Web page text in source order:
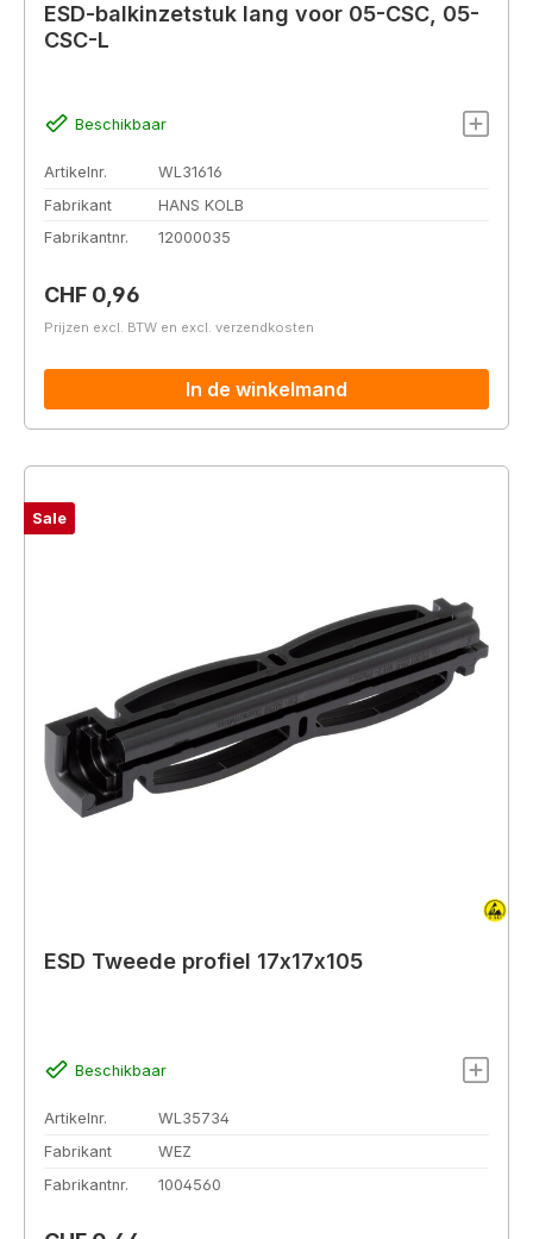
ESD-balkinzetstuk lang voor 05-CSC, 05-
CSC-L
Beschikbaar
Artikelnr.
WL31616
Fabrikant
HANS KOLB
Fabrikantnr.
12000035
Normale prijs:
CHF 0,96
Prijzen excl. BTW en excl. verzendkosten
In de winkelmand
Sale
ESD Tweede profiel 17x17x105
Beschikbaar
Artikelnr.
WL35734
Fabrikant
WEZ
Fabrikantnr.
1004560